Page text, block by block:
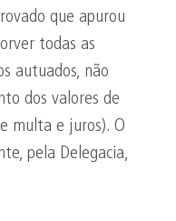
que apurou
todas as
autuados, não
dos valores de
multa e juros). O
pela Delegacia,